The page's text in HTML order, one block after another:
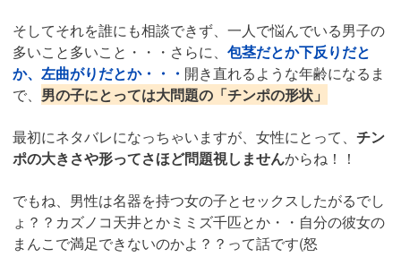
そしてそれを誰にも相談できず、一人で悩んでいる男子の
多いこと多いこと・・・さらに、 包茎だとか下反りだと
か、左曲がりだとか・・・ 開き直れるような年齢になるま
で、 男の子にとっては大問題の「チンポの形状」
最初にネタバレになっちゃいますが、女性にとって、 チン
ポの大きさや形ってさほど問題視しませんからね！！
でもね、男性は名器を持つ女の子とセックスしたがるでし
ょ？？カズノコ天井とかミミズ千匹とか・・自分の彼女の
まんこで満足できないのかよ？？って話です(怒